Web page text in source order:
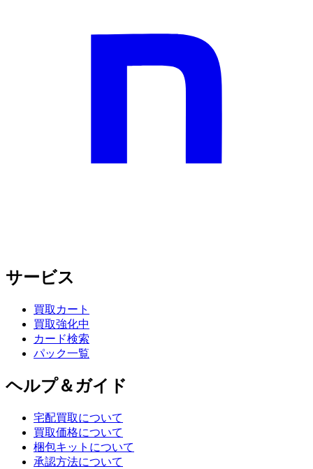
サービス
買取カート
買取強化中
カード検索
パック一覧
ヘルプ＆ガイド
宅配買取について
買取価格について
梱包キットについて
承認方法について